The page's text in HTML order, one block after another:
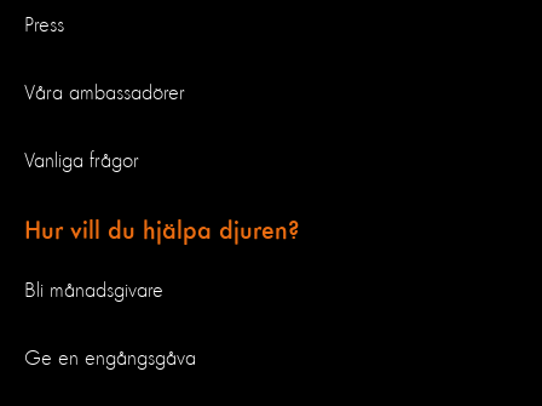
Press
Våra ambassadörer
Vanliga frågor
Hur vill du hjälpa djuren?
Bli månadsgivare
Ge en engångsgåva